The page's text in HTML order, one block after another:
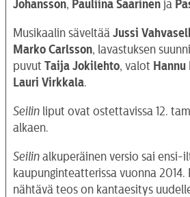
Johansson, Pauliina Saarinen ja
Musikaalin säveltää Jussi
Marko Carlsson, lavastuksen
puvut Taija Jokilehto, valot Hannu
Lauri Virkkala.
Seilin liput ovat ostettavissa 12.
alkaen.
Seilin alkuperäinen versio sai ensi-
kaupunginteatterissa vuonna 2014.
nähtävä teos on kantaesitys